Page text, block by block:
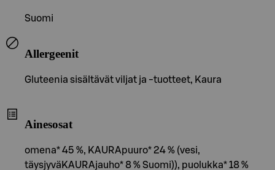
Suomi
Allergeenit
Gluteenia sisältävät viljat ja -tuotteet, Kaura
Ainesosat
omena* 45 %, KAURApuuro* 24 % (vesi,
täysjyväKAURAjauho* 8 % Suomi)), puolukka* 18 %